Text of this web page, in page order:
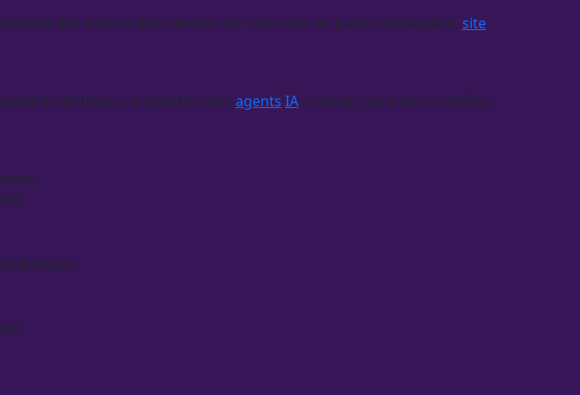
des actions directement sur vos outils en place, messagerie, site
de temps, installation des agents IA, mise en place des contrôles,
niveau